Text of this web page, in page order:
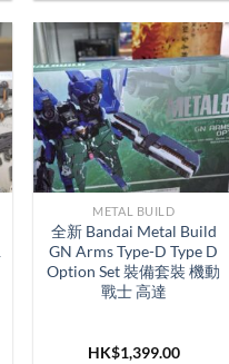
METAL BUILD
全新 Bandai Metal Build
GN Arms Type-D Type D
Option Set 裝備套裝 機動
戰士 高達
HK$1,399.00